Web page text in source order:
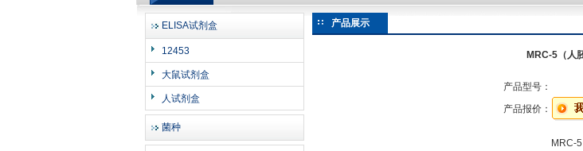
上海邦景实业有限公司
ELISA试剂盒夏日全新活动价格暖心上线
ELISA试剂盒
12453
大鼠试剂盒
人试剂盒
菌种
产品展示
MRC-5（人
产品型号：
产品报价：
MRC-